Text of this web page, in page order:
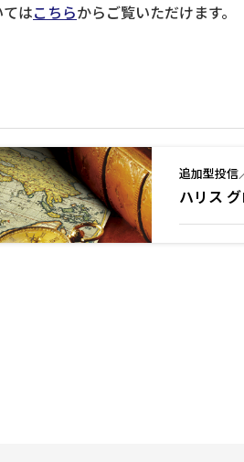
はこちらからご覧いただけます。
追加型投信
ハリス